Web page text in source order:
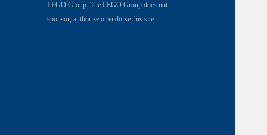
LEGO Group. The LEGO Group does not
sponsor, authorize or endorse this site.